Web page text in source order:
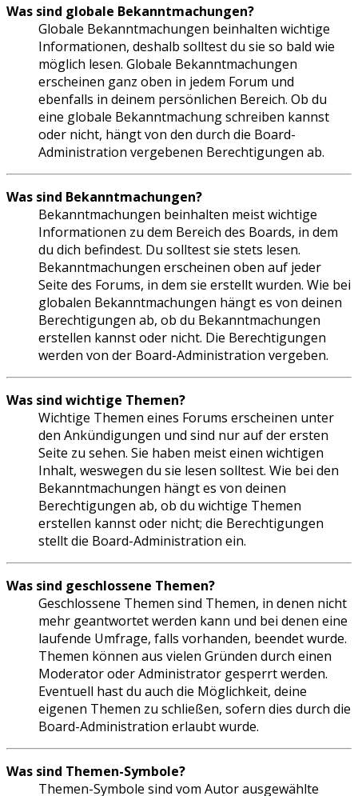
Was sind globale Bekanntmachungen?
Globale Bekanntmachungen beinhalten wichtige
Informationen, deshalb solltest du sie so bald wie
möglich lesen. Globale Bekanntmachungen
erscheinen ganz oben in jedem Forum und
ebenfalls in deinem persönlichen Bereich. Ob du
eine globale Bekanntmachung schreiben kannst
oder nicht, hängt von den durch die Board-
Administration vergebenen Berechtigungen ab.
Was sind Bekanntmachungen?
Bekanntmachungen beinhalten meist wichtige
Informationen zu dem Bereich des Boards, in dem
du dich befindest. Du solltest sie stets lesen.
Bekanntmachungen erscheinen oben auf jeder
Seite des Forums, in dem sie erstellt wurden. Wie bei
globalen Bekanntmachungen hängt es von deinen
Berechtigungen ab, ob du Bekanntmachungen
erstellen kannst oder nicht. Die Berechtigungen
werden von der Board-Administration vergeben.
Was sind wichtige Themen?
Wichtige Themen eines Forums erscheinen unter
den Ankündigungen und sind nur auf der ersten
Seite zu sehen. Sie haben meist einen wichtigen
Inhalt, weswegen du sie lesen solltest. Wie bei den
Bekanntmachungen hängt es von deinen
Berechtigungen ab, ob du wichtige Themen
erstellen kannst oder nicht; die Berechtigungen
stellt die Board-Administration ein.
Was sind geschlossene Themen?
Geschlossene Themen sind Themen, in denen nicht
mehr geantwortet werden kann und bei denen eine
laufende Umfrage, falls vorhanden, beendet wurde.
Themen können aus vielen Gründen durch einen
Moderator oder Administrator gesperrt werden.
Eventuell hast du auch die Möglichkeit, deine
eigenen Themen zu schließen, sofern dies durch die
Board-Administration erlaubt wurde.
Was sind Themen-Symbole?
Themen-Symbole sind vom Autor ausgewählte